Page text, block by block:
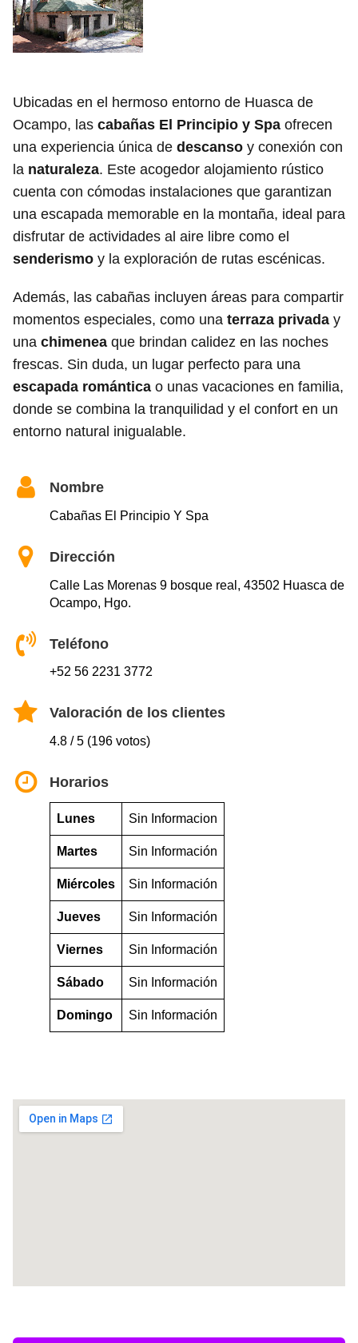
Ubicadas en el hermoso entorno de Huasca de
Ocampo, las cabañas El Principio y Spa ofrecen
una experiencia única de descanso y conexión con
la naturaleza. Este acogedor alojamiento rústico
cuenta con cómodas instalaciones que garantizan
una escapada memorable en la montaña, ideal para
disfrutar de actividades al aire libre como el
senderismo y la exploración de rutas escénicas.
Además, las cabañas incluyen áreas para compartir
momentos especiales, como una terraza privada y
una chimenea que brindan calidez en las noches
frescas. Sin duda, un lugar perfecto para una
escapada romántica o unas vacaciones en familia,
donde se combina la tranquilidad y el confort en un
entorno natural inigualable.
Nombre
Cabañas El Principio Y Spa
Dirección
Calle Las Morenas 9 bosque real, 43502 Huasca de
Ocampo, Hgo.
Teléfono
+52 56 2231 3772
Valoración de los clientes
4.8 / 5 (196 votos)
Horarios
Lunes Sin Informacion
Martes Sin Información
Miércoles Sin Información
Jueves Sin Información
Viernes Sin Información
Sábado Sin Información
Domingo Sin Información